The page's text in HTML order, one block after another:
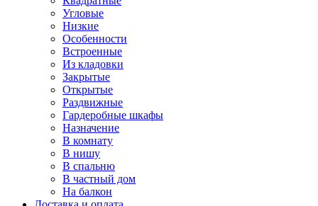
Угловые
Низкие
Особенности
Встроенные
Из кладовки
Закрытые
Открытые
Раздвижные
Гардеробные шкафы
Назначение
В комнату
В нишу
В спальню
В частный дом
На балкон